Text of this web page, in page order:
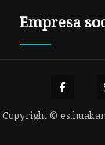
Empresa
Copyright ©